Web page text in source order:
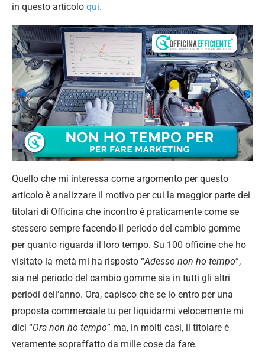
in questo articolo qui.
Quello che mi interessa come argomento per questo
articolo è analizzare il motivo per cui la maggior parte dei
titolari di Officina che incontro è praticamente come se
stessero sempre facendo il periodo del cambio gomme
per quanto riguarda il loro tempo. Su 100 officine che ho
visitato la metà mi ha risposto “Adesso non ho tempo”,
sia nel periodo del cambio gomme sia in tutti gli altri
periodi dell’anno. Ora, capisco che se io entro per una
proposta commerciale tu per liquidarmi velocemente mi
dici “Ora non ho tempo” ma, in molti casi, il titolare è
veramente sopraffatto da mille cose da fare.